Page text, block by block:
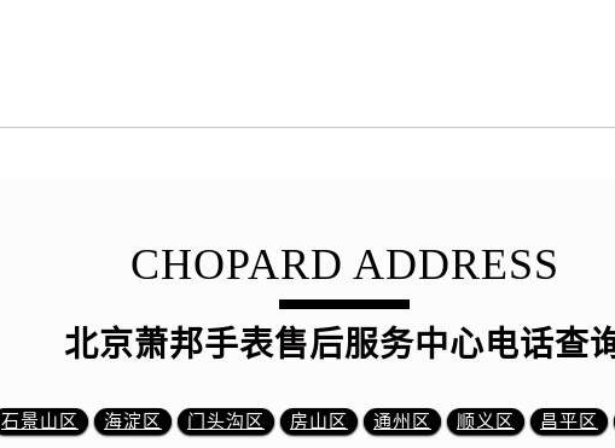
CHOPARD ADDRESS
北京萧邦手表售后服务中心电话查
石景山区 海淀区 门头沟区 房山区 通州区 顺义区 昌平区